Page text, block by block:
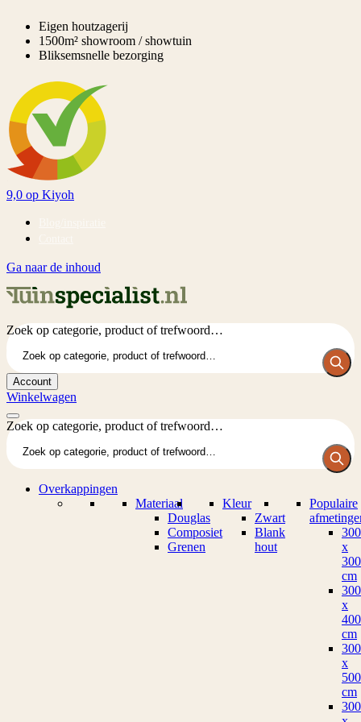
Eigen houtzagerij
1500m² showroom / showtuin
Bliksemsnelle bezorging
9,0 op Kiyoh
Ga naar de inhoud
Zoek op categorie, product of trefwoord…
Account
Winkelwagen
Zoek op categorie, product of trefwoord…
Overkappingen
Materiaal
Douglas
Composiet
Grenen
Kleur
Zwart
Blank
hout
Populaire
300
x
300
cm
300
x
400
cm
300
x
500
cm
300